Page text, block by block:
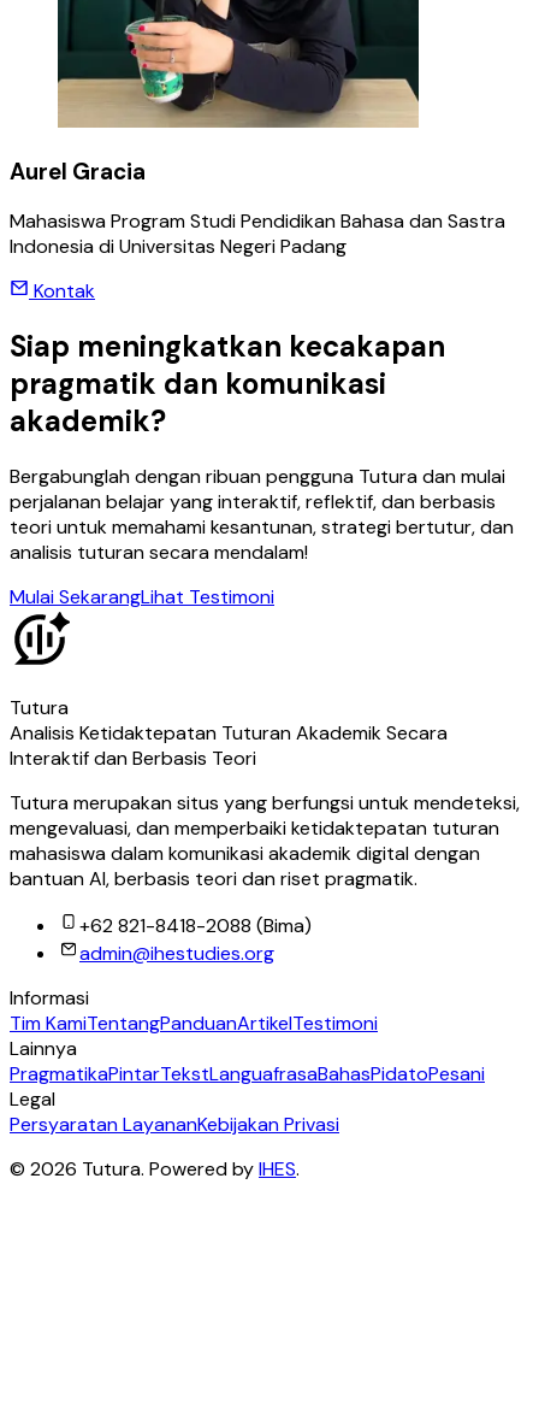
Aurel Gracia
Mahasiswa Program Studi Pendidikan Bahasa dan Sastra
Indonesia di Universitas Negeri Padang
Kontak
Siap meningkatkan kecakapan
pragmatik dan komunikasi
akademik?
Bergabunglah dengan ribuan pengguna Tutura dan mulai
perjalanan belajar yang interaktif, reflektif, dan berbasis
teori untuk memahami kesantunan, strategi bertutur, dan
analisis tuturan secara mendalam!
Mulai SekarangLihat Testimoni
Tutura
Analisis Ketidaktepatan Tuturan Akademik Secara
Interaktif dan Berbasis Teori
Tutura merupakan situs yang berfungsi untuk mendeteksi,
mengevaluasi, dan memperbaiki ketidaktepatan tuturan
mahasiswa dalam komunikasi akademik digital dengan
bantuan AI, berbasis teori dan riset pragmatik.
+62 821-8418-2088 (Bima)
admin@ihestudies.org
Informasi
Tim KamiTentangPanduanArtikelTestimoni
Lainnya
PragmatikaPintarTekstLanguafrasaBahasPidatoPesani
Legal
Persyaratan LayananKebijakan Privasi
© 2026 Tutura. Powered byIHES.